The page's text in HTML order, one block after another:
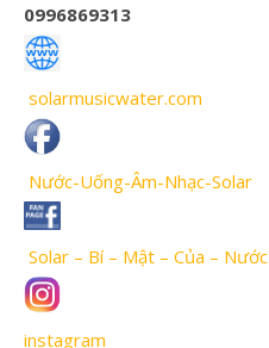
0996869313
solarmusicwater.com
Nước-Uống-Âm-Nhạc-Solar
Solar – Bí – Mật – Của – Nước
instagram